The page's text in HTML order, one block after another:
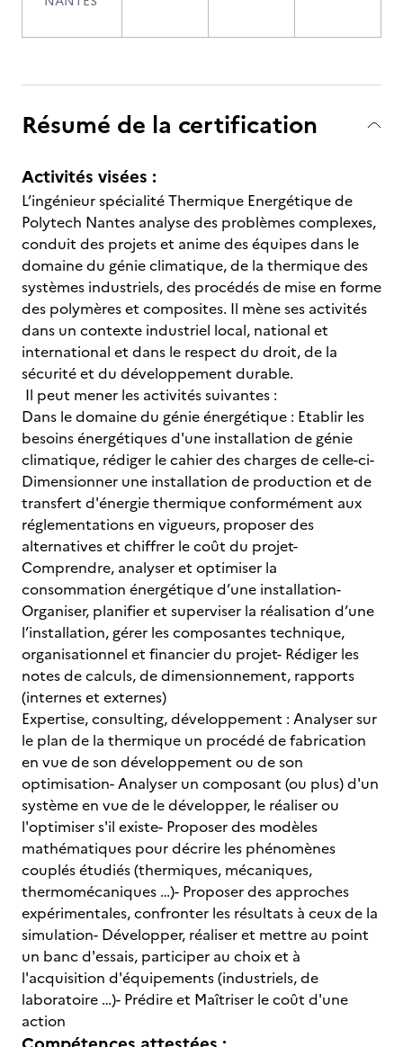
Résumé de la certification
Activités visées :
L’ingénieur spécialité Thermique Energétique de
Polytech Nantes analyse des problèmes complexes,
conduit des projets et anime des équipes dans le
domaine du génie climatique, de la thermique des
systèmes industriels, des procédés de mise en forme
des polymères et composites. Il mène ses activités
dans un contexte industriel local, national et
international et dans le respect du droit, de la
sécurité et du développement durable.
Il peut mener les activités suivantes :
Dans le domaine du génie énergétique : Etablir les
besoins énergétiques d'une installation de génie
climatique, rédiger le cahier des charges de celle-ci-
Dimensionner une installation de production et de
transfert d'énergie thermique conformément aux
réglementations en vigueurs, proposer des
alternatives et chiffrer le coût du projet-
Comprendre, analyser et optimiser la
consommation énergétique d’une installation-
Organiser, planifier et superviser la réalisation d’une
l’installation, gérer les composantes technique,
organisationnel et financier du projet- Rédiger les
notes de calculs, de dimensionnement, rapports
(internes et externes)
Expertise, consulting, développement : Analyser sur
le plan de la thermique un procédé de fabrication
en vue de son développement ou de son
optimisation- Analyser un composant (ou plus) d'un
système en vue de le développer, le réaliser ou
l'optimiser s'il existe- Proposer des modèles
mathématiques pour décrire les phénomènes
couplés étudiés (thermiques, mécaniques,
thermomécaniques …)- Proposer des approches
expérimentales, confronter les résultats à ceux de la
simulation- Développer, réaliser et mettre au point
un banc d'essais, participer au choix et à
l'acquisition d'équipements (industriels, de
laboratoire …)- Prédire et Maîtriser le coût d'une
action